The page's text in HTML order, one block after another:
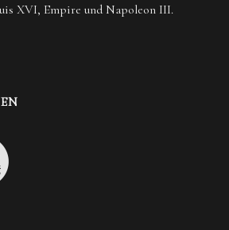
XVI, Empire und Napoleon III.